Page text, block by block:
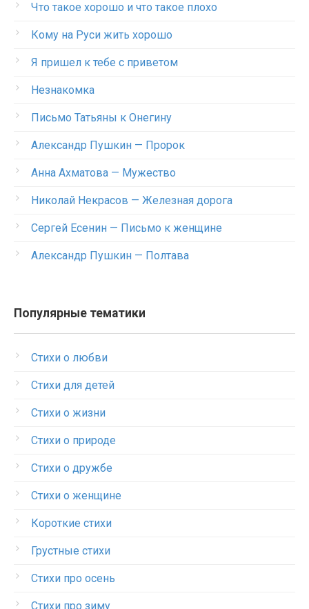
Что такое хорошо и что такое плохо
Кому на Руси жить хорошо
Я пришел к тебе с приветом
Незнакомка
Письмо Татьяны к Онегину
Александр Пушкин — Пророк
Анна Ахматова — Мужество
Николай Некрасов — Железная дорога
Сергей Есенин — Письмо к женщине
Александр Пушкин — Полтава
Популярные тематики
Стихи о любви
Стихи для детей
Стихи о жизни
Стихи о природе
Стихи о дружбе
Стихи о женщине
Короткие стихи
Грустные стихи
Стихи про осень
Стихи про зиму